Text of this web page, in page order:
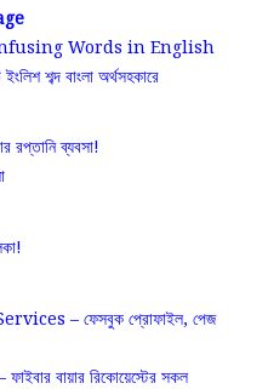
Words in English
শব্দ বাংলা অর্থসহকারে
রপ্তানি ব্যবসা!
– ফেসবুক প্রোফাইল, পেজ
বায়ার রিকোয়েস্টের সকল